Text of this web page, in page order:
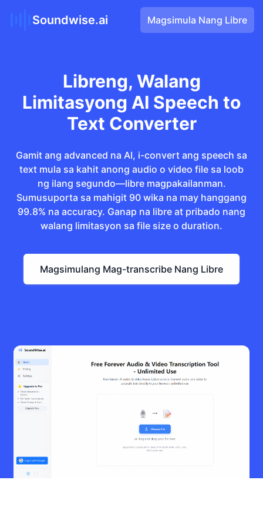
Soundwise.ai Magsimula Nang Libre
Libreng, Walang
Limitasyong AI Speech to
Text Converter
Gamit ang advanced na AI, i-convert ang speech sa
text mula sa kahit anong audio o video file sa loob
ng ilang segundo—libre magpakailanman.
Sumusuporta sa mahigit 90 wika na may hanggang
99.8% na accuracy. Ganap na libre at pribado nang
walang limitasyon sa file size o duration.
Magsimulang Mag-transcribe Nang Libre